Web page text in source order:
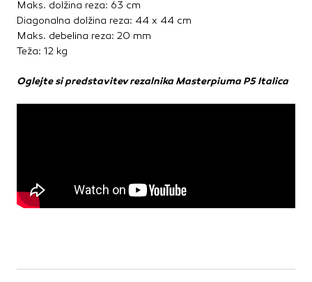
Maks. dolžina reza: 63 cm
Diagonalna dolžina reza: 44 x 44 cm
Maks. debelina reza: 20 mm
Teža: 12 kg
Oglejte si predstavitev rezalnika Masterpiuma P5 Italica